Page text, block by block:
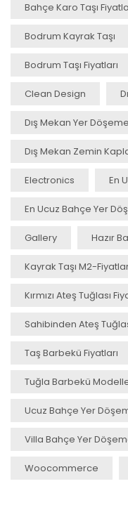
Bahçe Karo Taşı
Bodrum Kayrak Taşı
Bodrum Taşı Fiyatları
Clean Design
Dış Mekan Yer
Dış Mekan Zemin
Electronics En
En Ucuz Bahçe Yer
Gallery Hazır
Kayrak Taşı M2-
Kırmızı Ateş Tuğlası
Sahibinden Ateş
Taş Barbekü Fiyatları
Tuğla Barbekü
Ucuz Bahçe Yer
Villa Bahçe Yer
Woocommerce